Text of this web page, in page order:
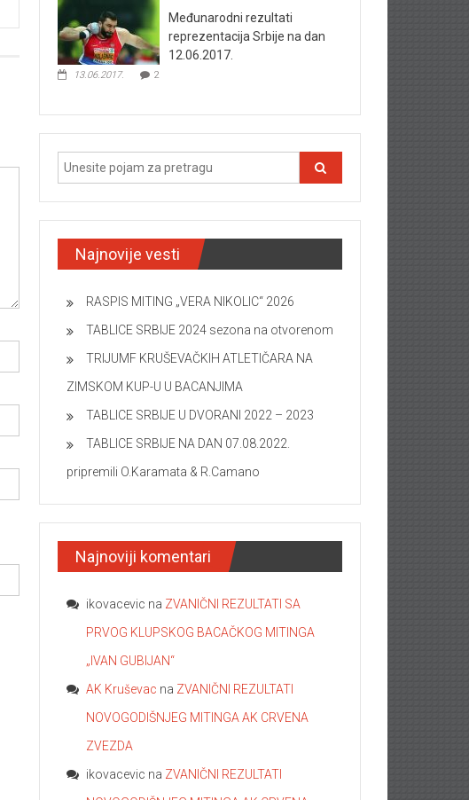
Međunarodni rezultati
reprezentacija Srbije na dan
12.06.2017.
13.06.2017. 2
Najnovije vesti
RASPIS MITING „VERA NIKOLIC“ 2026
TABLICE SRBIJE 2024 sezona na otvorenom
TRIJUMF KRUŠEVAČKIH ATLETIČARA NA
ZIMSKOM KUP-U U BACANJIMA
TABLICE SRBIJE U DVORANI 2022 – 2023
TABLICE SRBIJE NA DAN 07.08.2022.
pripremili O.Karamata & R.Camano
Najnoviji komentari
ikovacevic na ZVANIČNI REZULTATI SA
PRVOG KLUPSKOG BACAČKOG MITINGA
„IVAN GUBIJAN“
AK Kruševac na ZVANIČNI REZULTATI
NOVOGODIŠNJEG MITINGA AK CRVENA
ZVEZDA
ikovacevic na ZVANIČNI REZULTATI